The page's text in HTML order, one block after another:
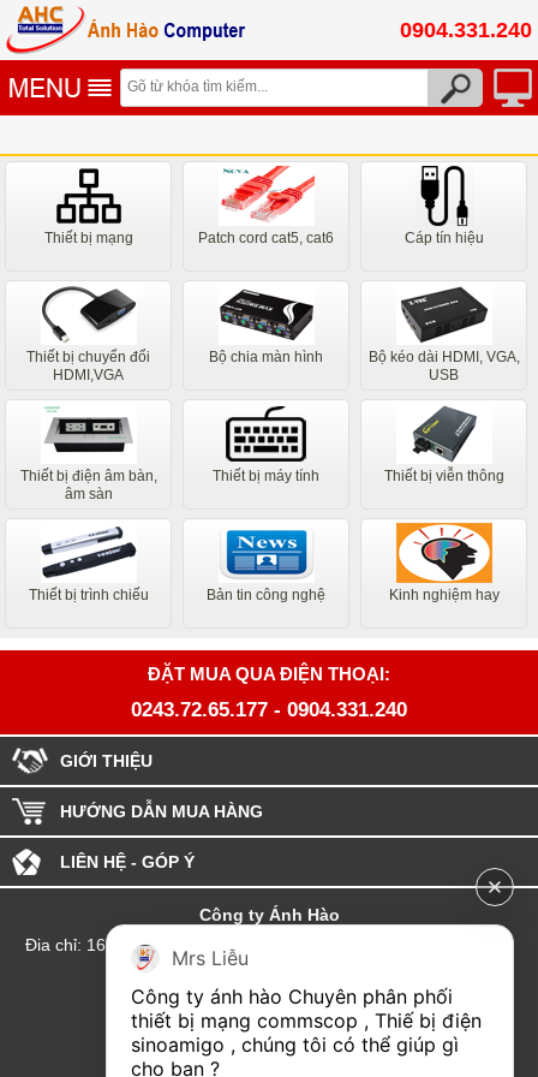
0904.331.240
Thiết bị mạng Patch cord cat5, cat6 Cáp tín hiệu
Thiết bị chuyển đổi
HDMI,VGA
Bộ chia màn hình
Bộ kéo dài HDMI, VGA,
USB
Thiết bị điện âm bàn,
âm sàn
Thiết bị máy tính Thiết bị viễn thông
Thiết bị trình chiếu Bản tin công nghệ Kinh nghiệm hay
ĐẶT MUA QUA ĐIỆN THOẠI:
0243.72.65.177 - 0904.331.240
GIỚI THIỆU
HƯỚNG DẪN MUA HÀNG
LIÊN HỆ - GÓP Ý
Công ty Ánh Hào
Đia chỉ: 164 Phố Chùa Láng - Phường Láng - Thành phố Hà Nội
Email: Kinhdoanhanhhao@gmail.com
Đại lý Hải Phòng
Mrs Liễu
Công ty ánh hào Chuyên phân phối
thiết bị mạng commscop , Thiế bị điện
sinoamigo , chúng tôi có thể giúp gì
cho bạn ?